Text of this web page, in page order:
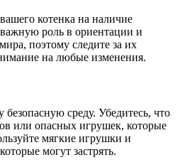
котенка на наличие
роль в ориентации и
поэтому следите за их
на любые изменения.
безопасную среду. Убедитесь, что
или опасных игрушек, которые
мягкие игрушки и
могут застрять.